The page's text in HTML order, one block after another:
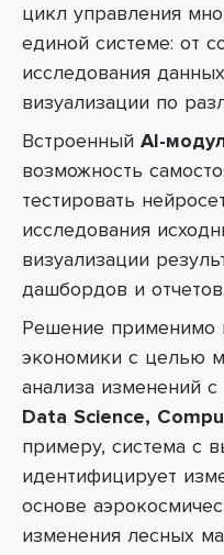
цикл управления
единой системе: от
исследования
визуализации по
Встроенный AI-
возможность
тестировать
исследования
визуализации
дашбордов и отчетов.
Решение применимо
экономики с целью
анализа изменений
Data Science,
примеру, система с
идентифицирует
основе
изменения лесных